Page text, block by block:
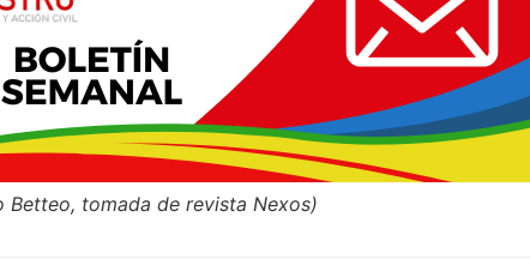
Betteo, tomada de revista Nexos)